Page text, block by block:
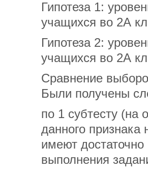
Гипотеза 1:
учащихся во 2А
Гипотеза 2:
учащихся во 2А
Сравнение
Были получены
по 1 субтесту (на
данного
имеют
выполнения